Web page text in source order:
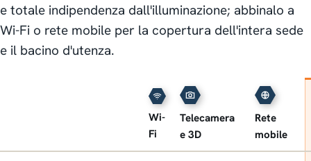
e totale indipendenza dall'illuminazione; abbinalo a
Wi-Fi o rete mobile per la copertura dell'intera sede
e il bacino d'utenza.
Funzionalità
Wi-
Fi
Telecamera
e 3D
Rete
mobile